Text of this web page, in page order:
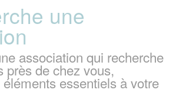
une
association qui recherche
près de chez vous,
essentiels à votre